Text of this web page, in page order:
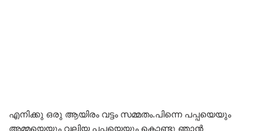
എനിക്കു ഒരു ആയിരം വട്ടം സമ്മതം.പിന്നെ പപ്പയെയും
അമ്മയെയും വലിയ പപ്പയെയും കൊണ്ടു ഞാൻ